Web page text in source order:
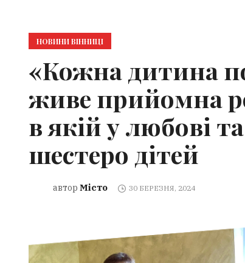
НОВИНИ ВІННИЦІ
«Кожна дитина
живе прийомна
в якій у любові
шестеро дітей
автор Місто 30 БЕРЕЗНЯ, 2024